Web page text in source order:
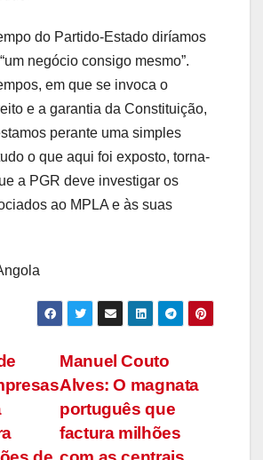
do Partido-Estado diríamos
negócio consigo mesmo”.
em que se invoca o
e a garantia da Constituição,
perante uma simples
o que aqui foi exposto, torna-
a PGR deve investigar os
ao MPLA e às suas
Manuel Couto
Alves: O magnata
português que
factura milhões